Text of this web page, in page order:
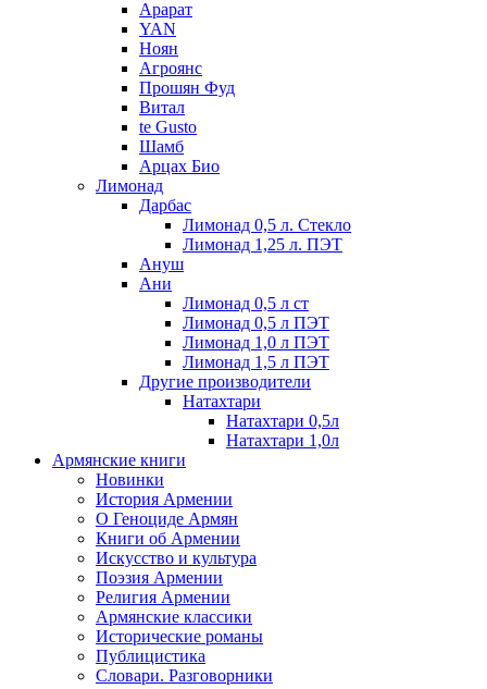
Арарат
YAN
Ноян
Агроянс
Прошян Фуд
Витал
te Gusto
Шамб
Арцах Био
Лимонад
Дарбас
Лимонад 0,5 л. Стекло
Лимонад 1,25 л. ПЭТ
Ануш
Ани
Лимонад 0,5 л ст
Лимонад 0,5 л ПЭТ
Лимонад 1,0 л ПЭТ
Лимонад 1,5 л ПЭТ
Другие производители
Натахтари
Натахтари 0,5л
Натахтари 1,0л
Армянские книги
Новинки
История Армении
О Геноциде Армян
Книги об Армении
Иcкусство и культура
Поэзия Армении
Религия Армении
Армянские классики
Исторические романы
Публицистика
Словари. Разговорники